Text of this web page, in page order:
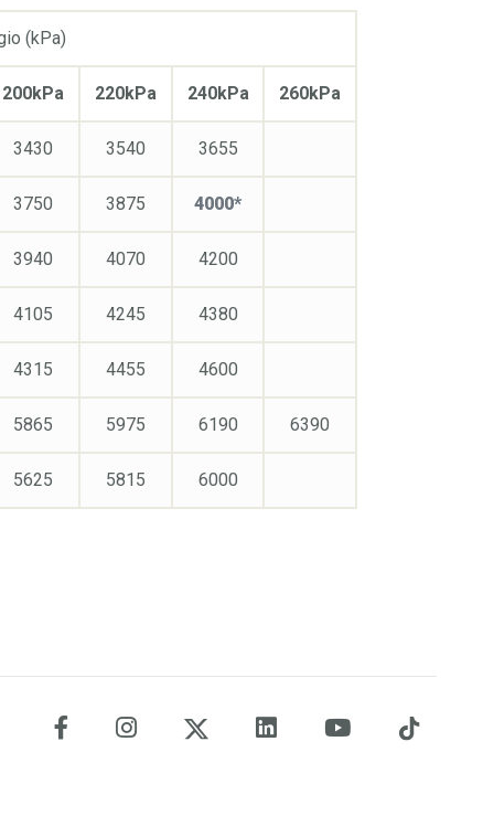
(kPa)
200kPa
3430
3750
3940
4105
4315
5865
5625
220kPa
3540
3875
4070
4245
4455
5975
5815
240kPa
3655
4000*
4200
4380
4600
6190
6000
260kPa
6390